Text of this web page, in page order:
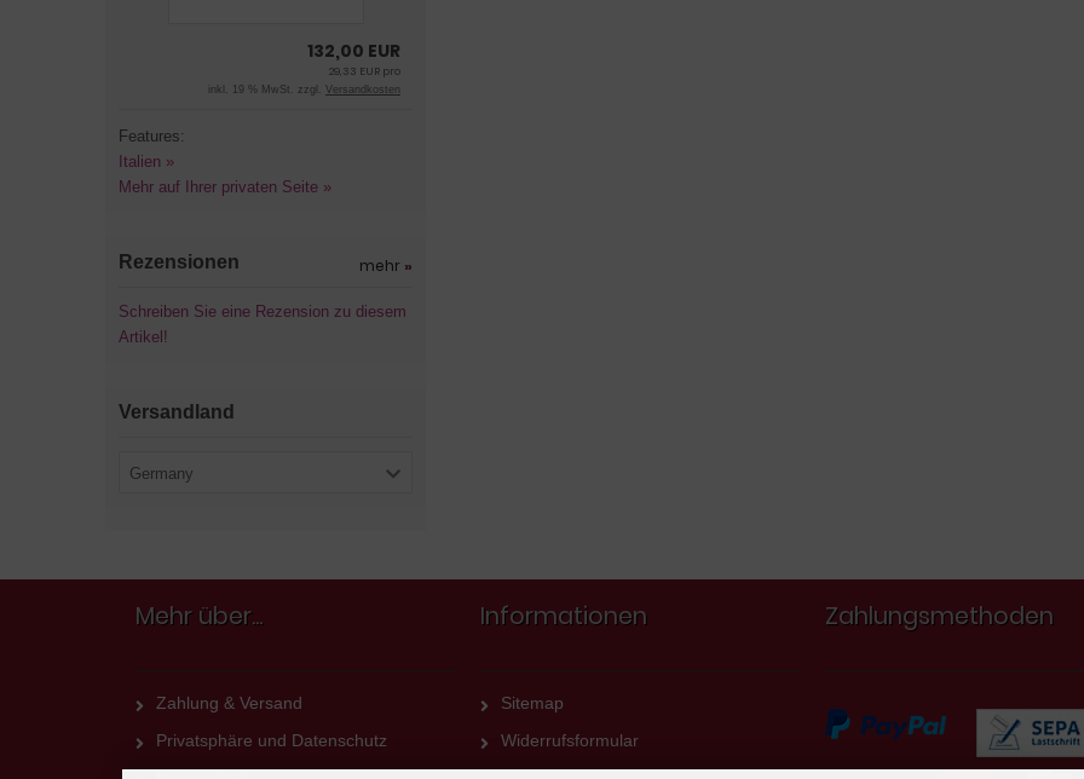
132,00 EUR
29,33 EUR pro
inkl. 19 % MwSt. zzgl. Versandkosten
Features:
Italien »
Mehr auf Ihrer privaten Seite »
Rezensionen mehr »
Schreiben Sie eine Rezension zu diesem
Artikel!
Versandland
Germany
Mehr über...
Zahlung & Versand
Privatsphäre und Datenschutz
Informationen
Sitemap
Widerrufsformular
Zahlungsmethoden